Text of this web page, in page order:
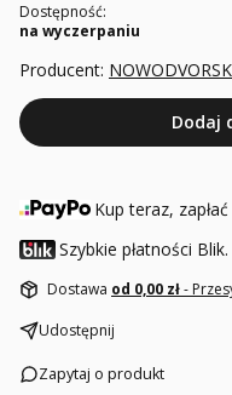
Dostępność:
na wyczerpaniu
Producent:
Dodaj
Kup teraz,
Szybkie płatności Blik.
Dostawa od 0,00 zł-
Udostępnij
Zapytaj o produkt